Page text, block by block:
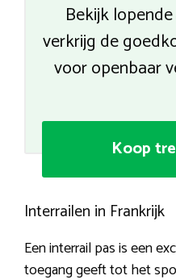
Bekijk
verkrijg de
voor openbaar
Koop
Interrailen in Frankrijk
Een interrail pas is een
toegang geeft tot het